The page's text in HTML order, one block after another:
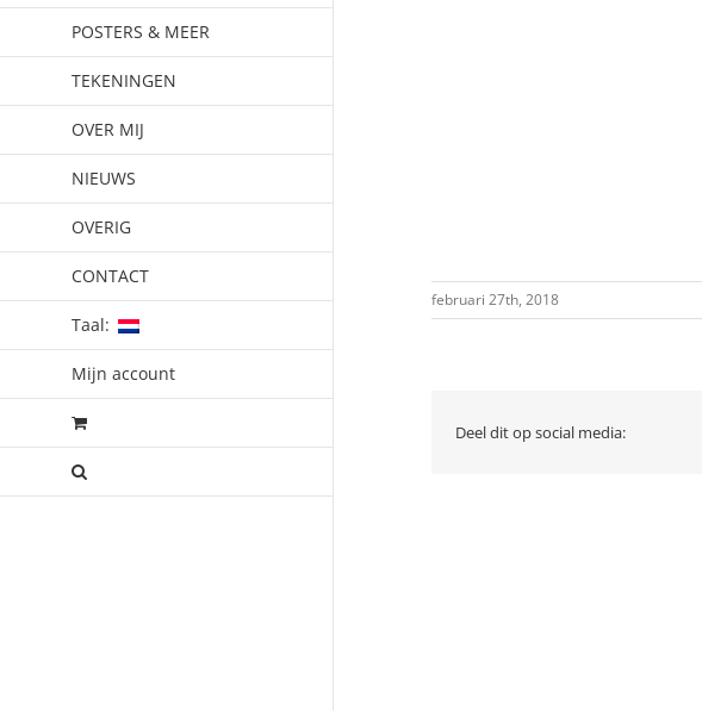
POSTERS & MEER
TEKENINGEN
OVER MIJ
NIEUWS
OVERIG
CONTACT
Taal:
Mijn account
februari 27th, 2018
Deel dit op social media: